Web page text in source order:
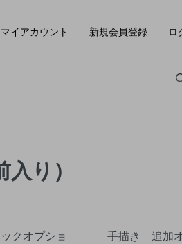
マイアカウント 新規会員登録 ロ
り）
クオプショ
手描き 追加